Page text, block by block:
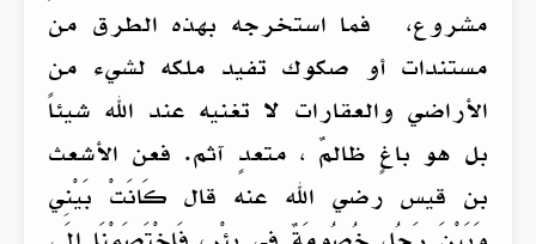
مشروع، فما استخرجه بهذه الطرق من
مستندات أو صكوك تفيد ملكه لشيء من
الأراضي والعقارات لا تغنيه عند الله شيئاً
بل هو باغٍ ظالمٌ ، متعدٍ آثم. فعن الأشعث
بن قيس رضي الله عنه قال كَانَتْ بَيْنِي